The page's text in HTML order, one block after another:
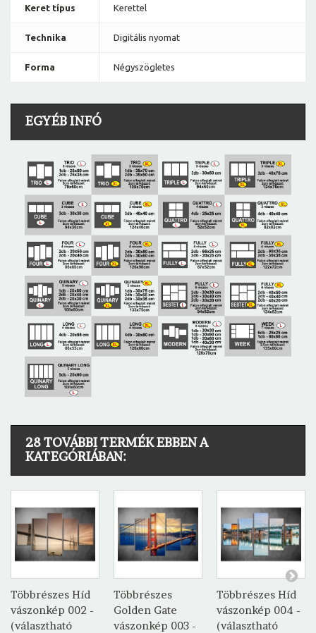
Keret típus Kerettel
Technika Digitális nyomat
Forma Négyszögletes
EGYÉB INFÓ
28 TOVÁBBI TERMÉK EBBEN A
KATEGÓRIÁBAN:
Többrészes Híd
vászonkép 002 -
(választható
Többrészes
Golden Gate
vászonkép 003 -
Többrészes Híd
vászonkép 004 -
(választható